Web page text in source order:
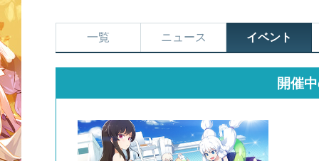
一覧 ニュース イベント
開催